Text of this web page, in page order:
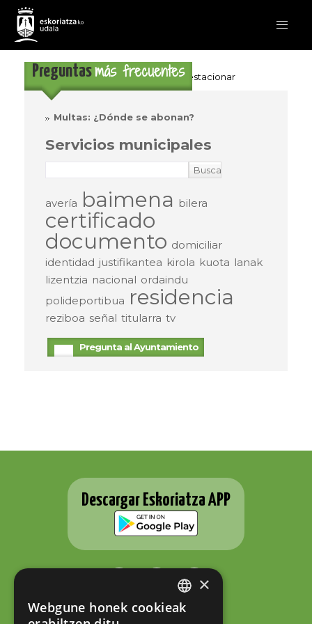
Eskoriatza>Preguntas frecuentes> estacionar
Preguntasmás frecuentes
Multas: ¿Dónde se abonan?
Servicios municipales
avería baimena bilera
certificado
documento domiciliar
identidad justifikantea kirola kuota lanak
lizentzia nacional ordaindu
polideportibua residencia
reziboa señal titularra tv
Pregunta al Ayuntamiento
Descargar Eskoriatza APP
ESKORIATZAKO UDALA
BASQUE
×
Webgune honek cookieak